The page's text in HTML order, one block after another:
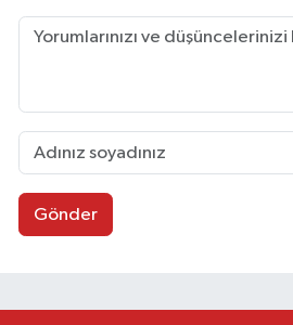
Gönder